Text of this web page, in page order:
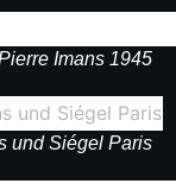
Imans 1945
und Siégel Paris